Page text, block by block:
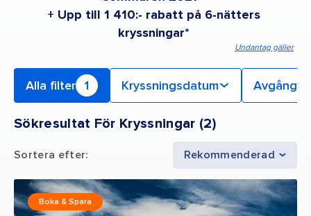
+ Upp till 1 410:- rabatt på 6-nätters
kryssningar*
Undantag gäller
Alla filter 1 Kryssningsdatum
Sökresultat För Kryssningar (2)
Sortera efter: Rekommenderad
Boka & Spara